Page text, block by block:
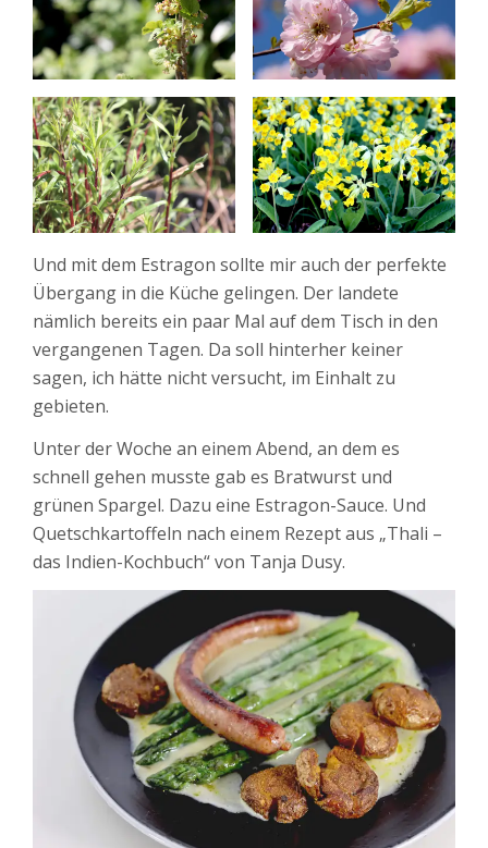
Und mit dem Estragon sollte mir auch der perfekte
Übergang in die Küche gelingen. Der landete
nämlich bereits ein paar Mal auf dem Tisch in den
vergangenen Tagen. Da soll hinterher keiner
sagen, ich hätte nicht versucht, im Einhalt zu
gebieten.
Unter der Woche an einem Abend, an dem es
schnell gehen musste gab es Bratwurst und
grünen Spargel. Dazu eine Estragon-Sauce. Und
Quetschkartoffeln nach einem Rezept aus „Thali –
das Indien-Kochbuch“ von Tanja Dusy.